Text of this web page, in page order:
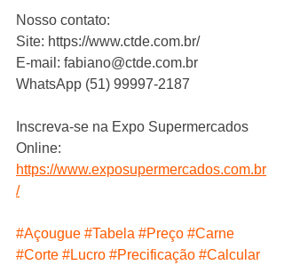
Nosso contato:
Site: https://www.ctde.com.br/
E-mail: fabiano@ctde.com.br
WhatsApp (51) 99997-2187
Inscreva-se na Expo Supermercados
Online:
https://www.exposupermercados.com.br
/
#Açougue #Tabela #Preço #Carne
#Corte #Lucro #Precificação #Calcular